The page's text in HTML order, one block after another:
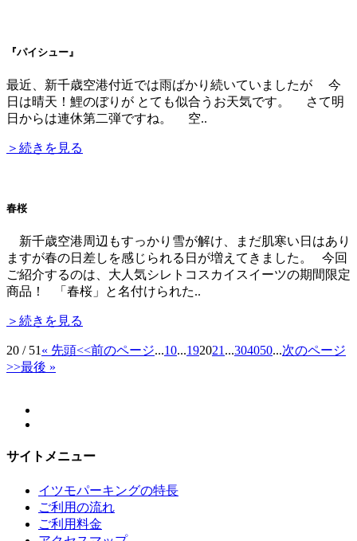
『パイシュー』
最近、新千歳空港付近では雨ばかり続いていましたが 今
日は晴天！鯉のぼりが とても似合うお天気です。 さて明
日からは連休第二弾ですね。 空..
＞続きを見る
春桜
新千歳空港周辺もすっかり雪が解け、まだ肌寒い日はあり
ますが春の日差しを感じられる日が増えてきました。 今回
ご紹介するのは、大人気シレトコスカイスイーツの期間限定
商品！ 「春桜」と名付けられた..
＞続きを見る
20 / 51 « 先頭<<前のページ...10...192021 ...304050...次のページ
>>最後 »
サイトメニュー
イツモパーキングの特長
ご利用の流れ
ご利用料金